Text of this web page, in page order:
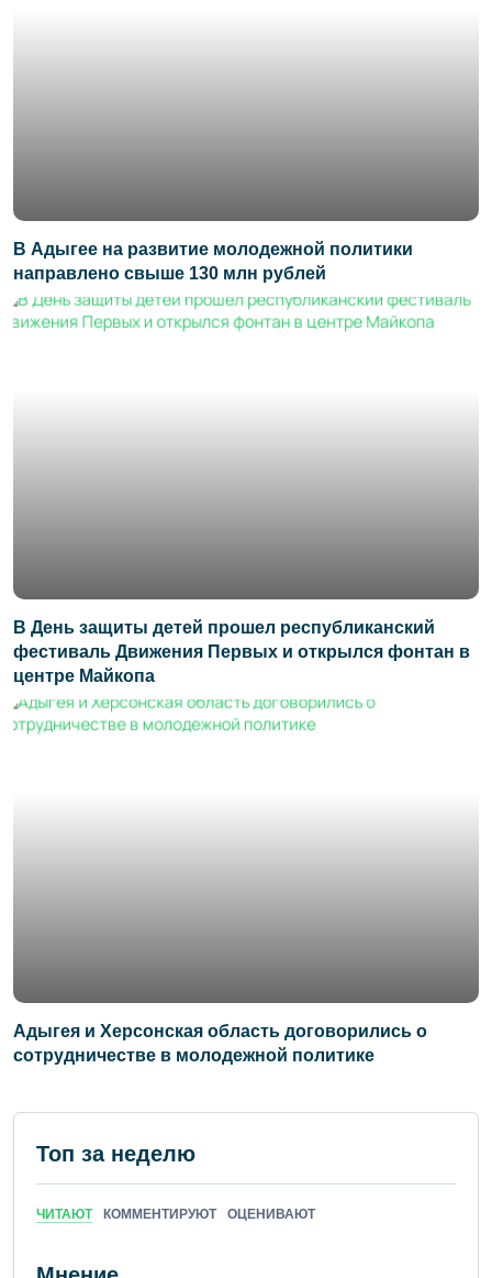
В Адыгее на развитие молодежной политики
направлено свыше 130 млн рублей
В День защиты детей прошел республиканский
фестиваль Движения Первых и открылся фонтан в
центре Майкопа
Адыгея и Херсонская область договорились о
сотрудничестве в молодежной политике
Топ за неделю
ЧИТАЮТ КОММЕНТИРУЮТ ОЦЕНИВАЮТ